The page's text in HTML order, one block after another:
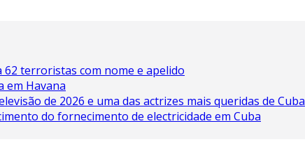
62 terroristas com nome e apelido
em Havana
de 2026 e uma das actrizes mais queridas de Cuba
do fornecimento de electricidade em Cuba